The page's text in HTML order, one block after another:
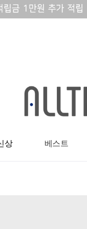
상 베스트